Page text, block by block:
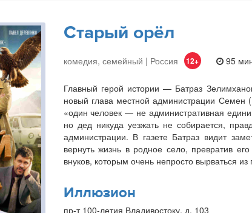
Старый орёл
комедия, семейный | Россия 12+ 95
Главный герой истории — Батраз
новый глава местной администрации Семен
«один человек — не административная
но дед никуда уезжать не собирается,
администрации. В газете Батраз видит
вернуть жизнь в родное село, превратив
внуков, которым очень непросто вырваться из
Иллюзион
пр-т 100-летия Владивостоку, д. 103